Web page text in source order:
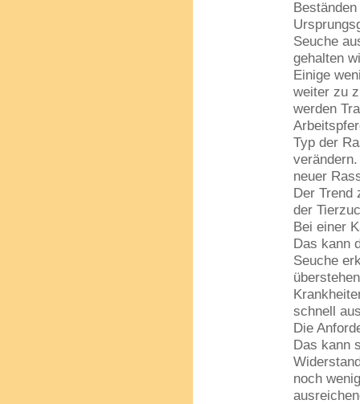
Seuche
gehalten
Einige
weiter zu
werden
Typ der
neuer
Der Trend
der
Bei einer
Das kann
Seuche
schnell
Die
Das kann
noch